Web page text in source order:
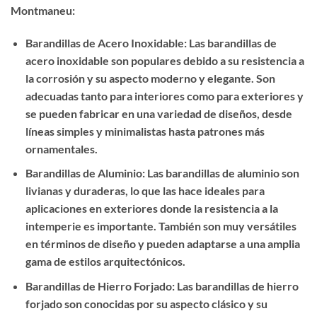
Montmaneu:
Barandillas de Acero Inoxidable: Las barandillas de
acero inoxidable son populares debido a su resistencia a
la corrosión y su aspecto moderno y elegante. Son
adecuadas tanto para interiores como para exteriores y
se pueden fabricar en una variedad de diseños, desde
líneas simples y minimalistas hasta patrones más
ornamentales.
Barandillas de Aluminio: Las barandillas de aluminio son
livianas y duraderas, lo que las hace ideales para
aplicaciones en exteriores donde la resistencia a la
intemperie es importante. También son muy versátiles
en términos de diseño y pueden adaptarse a una amplia
gama de estilos arquitectónicos.
Barandillas de Hierro Forjado: Las barandillas de hierro
forjado son conocidas por su aspecto clásico y su